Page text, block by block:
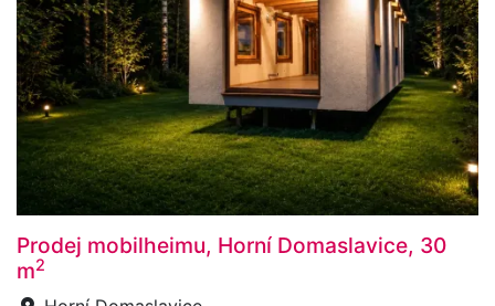
Prodej mobilheimu, Horní Domaslavice, 30
m2